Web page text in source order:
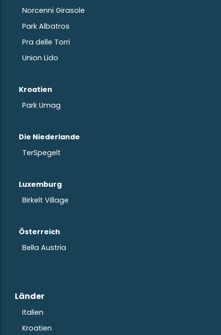
Norcenni Girasole
Park Albatros
Pra delle Torri
Union Lido
Kroatien
Park Umag
Die Niederlande
TerSpegelt
Luxemburg
Birkelt Village
Österreich
Bella Austria
Länder
Italien
Kroatien